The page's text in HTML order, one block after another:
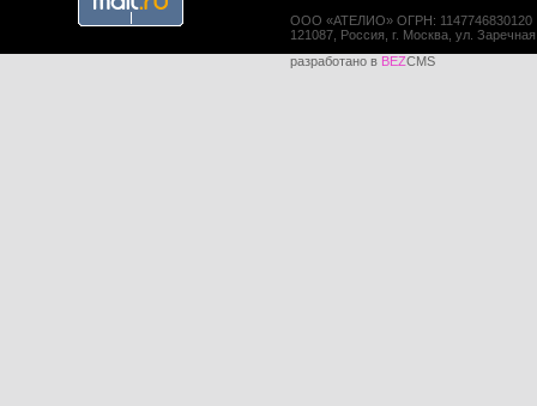
ООО «АТЕЛИО» ОГРН: 1147746830120
121087, Россия, г. Москва, ул.
разработано в BEZCMS